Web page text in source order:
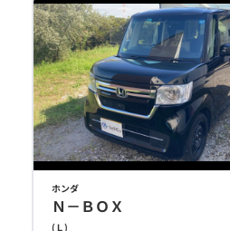
ホンダ
Ｎ－ＢＯＸ
( Ｌ)